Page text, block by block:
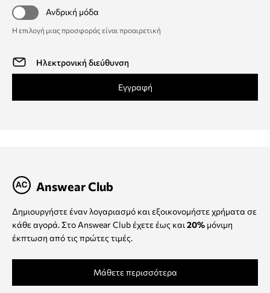
Ανδρική μόδα
Η επιλογή μιας προσφοράς είναι προαιρετική
Εγγραφή
Answear Club
Δημιουργήστε έναν λογαριασμό και εξοικονομήστε χρήματα σε
κάθε αγορά. Στο Answear Club έχετε έως και 20% μόνιμη
έκπτωση από τις πρώτες τιμές.
Μάθετε περισσότερα